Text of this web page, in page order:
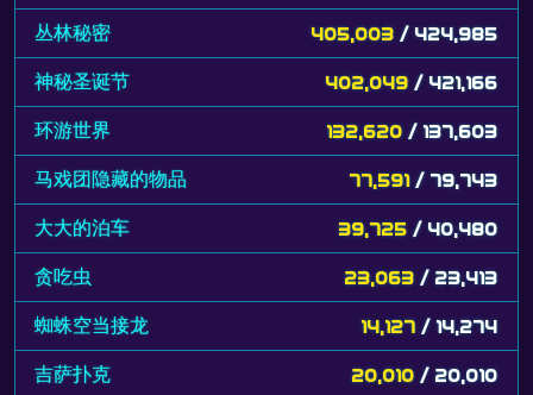
丛林秘密 405,003 / 424,985
神秘圣诞节 402,049 / 421,166
环游世界 132,620 / 137,603
马戏团隐藏的物品 77,591 / 79,743
大大的泊车 39,725 / 40,480
贪吃虫 23,063 / 23,413
蜘蛛空当接龙 14,127 / 14,274
吉萨扑克 20,010 / 20,010